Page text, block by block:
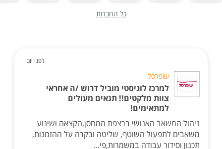
כל החברות
לפני יום
שופרסל
למרכז לוגיסטי מוביל דרוש /ה אחראי
צוות מלקטים!! תנאים מעולים
למתאימים!
ניהול המשאב האנושי ברצפת המחסן,הקצאה ושינוע
משאבים לתפעול השוטף, שליטה ובקרה על ההזמנות,
תכנון וסידור עבודה במשמרות,פי...